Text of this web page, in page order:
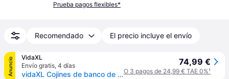
Prueba pagos flexibles*
Recomendado El precio incluye el envío
Anuncio
VidaXL
Envío gratis, 4 días
vidaXL Cojines de banco de jardín 2 uds tela Oxford gris 200x50x7 cm - Gris
74,99 €
O 3 pagos de 24,99 € TAE 0%¹